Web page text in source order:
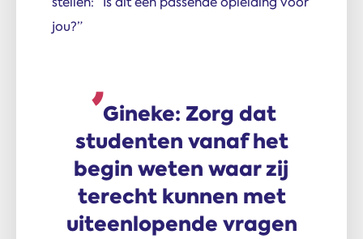
jou?”
Gineke: Zorg dat
studenten vanaf het
begin weten waar zij
terecht kunnen met
uiteenlopende vragen